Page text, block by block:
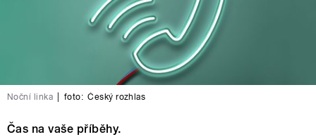
Noční linka foto: Český rozhlas
Čas na vaše příběhy.